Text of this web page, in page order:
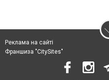
Реклама на сайті
Франшиза "CitySites"